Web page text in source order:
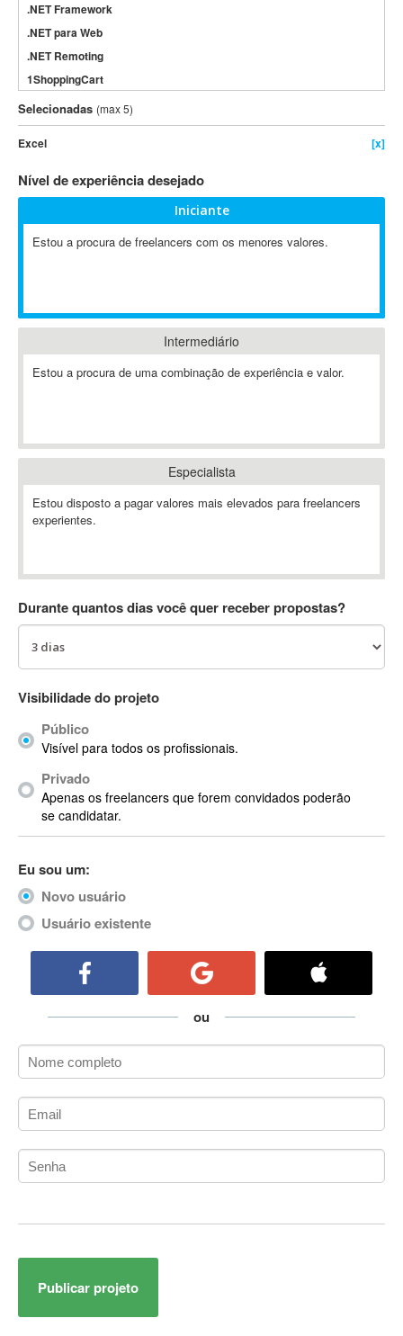
.NET Framework
.NET para Web
.NET Remoting
1ShoppingCart
3DS Max
3GSM
4D Dimension
802.11
A&P
A2Billing
ABAP
ABBYY FineReader
Ableton Live
Abstract
Abstract Window Toolkit (AWT)
AC Drives
ACARS
AccountMate
Acrobat
Acrobat X
Acronis
ACT
ActionScript
ActionScript 3
Active Directory
ActiveX Data Objects (ADO)
ADK
Administração Acadêmica
Administração de Artistas e Repertórios
Administração de Banco de Dados
Administração de Redes
Administrador de Sistemas
Adobe After Effects
Adobe AIR
Selecionadas (max 5)
Excel [x]
Nível de experiência desejado
Iniciante
Estou a procura de freelancers com os menores valores.
Intermediário
Estou a procura de uma combinação de experiência e valor.
Especialista
Estou disposto a pagar valores mais elevados para freelancers
experientes.
Durante quantos dias você quer receber propostas?
Visibilidade do projeto
Público
Visível para todos os profissionais.
Privado
Apenas os freelancers que forem convidados poderão
se candidatar.
Eu sou um:
Novo usuário
Usuário existente
ou
Publicar projeto